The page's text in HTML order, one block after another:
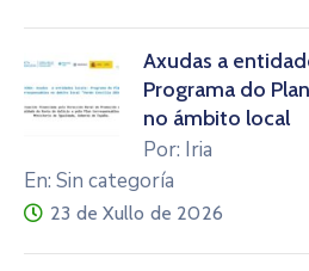
Axudas a
Programa do
no ámbito local
Por: Iria
En: Sin categoría
23 de Xullo de 2026